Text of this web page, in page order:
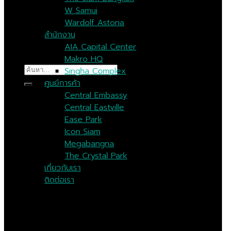
ค้นหา:
W Samui
Wardolf Astoria
สำนักงาน
AIA Capital Center
Makro HQ
Singha Complex
ศูนย์การค้า
Central Embassy
Central Eastville
Ease Park
Icon Siam
Megabangna
The Crystal Park
เกี่ยวกับเรา
ติดต่อเรา